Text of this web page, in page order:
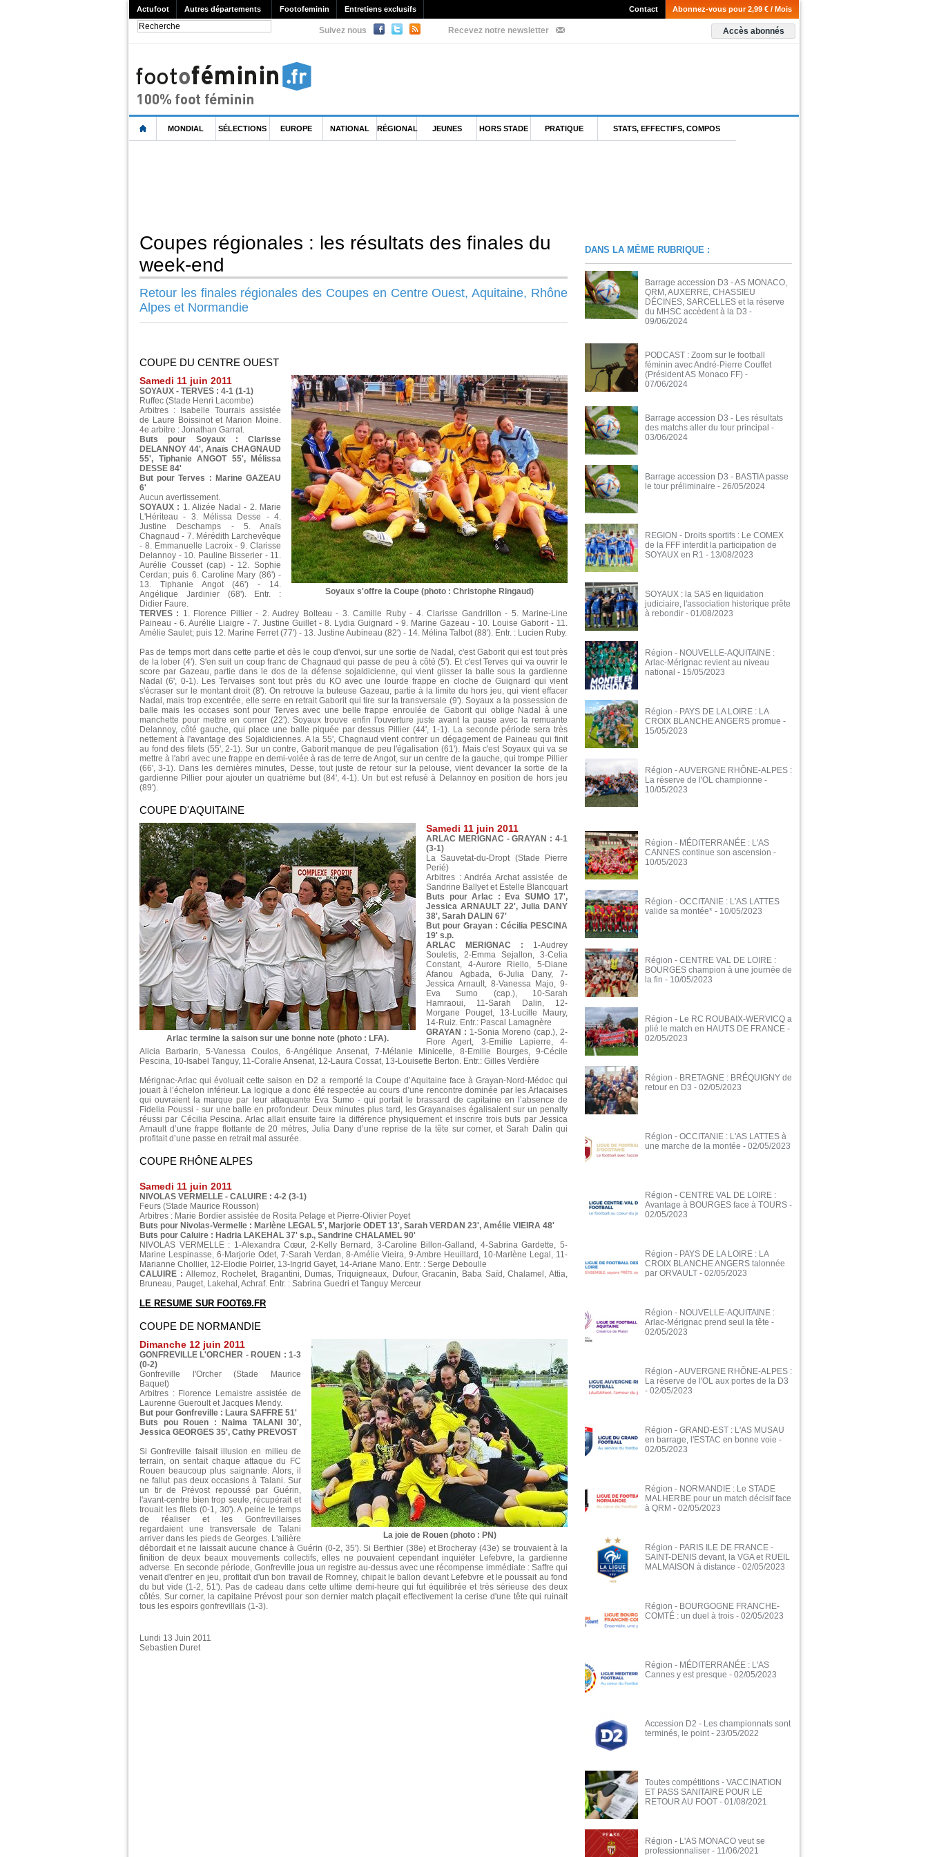
Actufoot Autres départements Footofeminin Entretiens exclusifs Abonnez-vous pour 2,99 € / Mois
Contact
Suivez nous Recevez notre newsletter Accès abonnés
MONDIAL SÉLECTIONS EUROPE NATIONAL RÉGIONAL JEUNES HORS STADE PRATIQUE STATS, EFFECTIFS, COMPOS
Coupes régionales : les résultats des finales du
week-end
Retour les finales régionales des Coupes en Centre Ouest, Aquitaine, Rhône
Alpes et Normandie
COUPE DU CENTRE OUEST
Soyaux s'offre la Coupe (photo : Christophe Ringaud)
Samedi 11 juin 2011
SOYAUX - TERVES : 4-1 (1-1)
Ruffec (Stade Henri Lacombe)
Arbitres : Isabelle Tourrais assistée
de Laure Boissinot et Marion Moine.
4e arbitre : Jonathan Garrat.
Buts pour Soyaux : Clarisse
DELANNOY 44', Anaïs CHAGNAUD
55', Tiphanie ANGOT 55', Mélissa
DESSE 84'
But pour Terves : Marine GAZEAU
6'
Aucun avertissement.
SOYAUX : 1. Alizée Nadal - 2. Marie
L'Hériteau - 3. Mélissa Desse - 4.
Justine Deschamps - 5. Anaïs
Chagnaud - 7. Mérédith Larchevêque
- 8. Emmanuelle Lacroix - 9. Clarisse
Delannoy - 10. Pauline Bisserier - 11.
Aurélie Cousset (cap) - 12. Sophie
Cerdan; puis 6. Caroline Mary (86') -
13. Tiphanie Angot (46') - 14.
Angélique Jardinier (68'). Entr. :
Didier Faure.
TERVES : 1. Florence Pillier - 2. Audrey Bolteau - 3. Camille Ruby - 4. Clarisse Gandrillon - 5. Marine-Line
Paineau - 6. Aurélie Liaigre - 7. Justine Guillet - 8. Lydia Guignard - 9. Marine Gazeau - 10. Louise Gaborit - 11.
Amélie Saulet; puis 12. Marine Ferret (77') - 13. Justine Aubineau (82') - 14. Mélina Talbot (88'). Entr. : Lucien Ruby.
Pas de temps mort dans cette partie et dès le coup d'envoi, sur une sortie de Nadal, c'est Gaborit qui est tout près
de la lober (4'). S'en suit un coup franc de Chagnaud qui passe de peu à côté (5'). Et c'est Terves qui va ouvrir le
score par Gazeau, partie dans le dos de la défense sojaldicienne, qui vient glisser la balle sous la gardienne
Nadal (6', 0-1). Les Tervaises sont tout près du KO avec une lourde frappe en cloche de Guignard qui vient
s'écraser sur le montant droit (8'). On retrouve la buteuse Gazeau, partie à la limite du hors jeu, qui vient effacer
Nadal, mais trop excentrée, elle serre en retrait Gaborit qui tire sur la transversale (9'). Soyaux a la possession de
balle mais les occases sont pour Terves avec une belle frappe enroulée de Gaborit qui oblige Nadal à une
manchette pour mettre en corner (22'). Soyaux trouve enfin l'ouverture juste avant la pause avec la remuante
Delannoy, côté gauche, qui place une balle piquée par dessus Pillier (44', 1-1). La seconde période sera très
nettement à l'avantage des Sojaldiciennes. A la 55', Chagnaud vient contrer un dégagement de Paineau qui finit
au fond des filets (55', 2-1). Sur un contre, Gaborit manque de peu l'égalisation (61'). Mais c'est Soyaux qui va se
mettre à l'abri avec une frappe en demi-volée à ras de terre de Angot, sur un centre de la gauche, qui trompe Pillier
(66', 3-1). Dans les dernières minutes, Desse, tout juste de retour sur la pelouse, vient devancer la sortie de la
gardienne Pillier pour ajouter un quatrième but (84', 4-1). Un but est refusé à Delannoy en position de hors jeu
(89').
COUPE D'AQUITAINE
Arlac termine la saison sur une bonne note (photo : LFA).
Samedi 11 juin 2011
ARLAC MERIGNAC - GRAYAN : 4-1
(3-1)
La Sauvetat-du-Dropt (Stade Pierre
Perié)
Arbitres : Andréa Archat assistée de
Sandrine Ballyet et Estelle Blancquart
Buts pour Arlac : Eva SUMO 17',
Jessica ARNAULT 22', Julia DANY
38', Sarah DALIN 67'
But pour Grayan : Cécilia PESCINA
19' s.p.
ARLAC MERIGNAC : 1-Audrey
Souletis, 2-Emma Sejallon, 3-Celia
Constant, 4-Aurore Riello, 5-Diane
Afanou Agbada, 6-Julia Dany, 7-
Jessica Arnault, 8-Vanessa Majo, 9-
Eva Sumo (cap.), 10-Sarah
Hamraoui, 11-Sarah Dalin, 12-
Morgane Pouget, 13-Lucille Maury,
14-Ruiz. Entr.: Pascal Lamagnère
GRAYAN : 1-Sonia Moreno (cap.), 2-
Flore Agert, 3-Emilie Lapierre, 4-
Alicia Barbarin, 5-Vanessa Coulos, 6-Angélique Ansenat, 7-Mélanie Minicelle, 8-Emilie Bourges, 9-Cécile
Pescina, 10-Isabel Tanguy, 11-Coralie Ansenat, 12-Laura Cossat, 13-Louisette Berton. Entr.: Gilles Verdière
Mérignac-Arlac qui évoluait cette saison en D2 a remporté la Coupe d’Aquitaine face à Grayan-Nord-Médoc qui
jouait à l’échelon inférieur. La logique a donc été respectée au cours d’une rencontre dominée par les Arlacaises
qui ouvraient la marque par leur attaquante Eva Sumo - qui portait le brassard de capitaine en l’absence de
Fidelia Poussi - sur une balle en profondeur. Deux minutes plus tard, les Grayanaises égalisaient sur un penalty
réussi par Cécilia Pescina. Arlac allait ensuite faire la différence physiquement et inscrire trois buts par Jessica
Arnault d’une frappe flottante de 20 mètres, Julia Dany d’une reprise de la tête sur corner, et Sarah Dalin qui
profitait d’une passe en retrait mal assurée.
COUPE RHÔNE ALPES
Samedi 11 juin 2011
NIVOLAS VERMELLE - CALUIRE : 4-2 (3-1)
Feurs (Stade Maurice Rousson)
Arbitres : Marie Bordier assistée de Rosita Pelage et Pierre-Olivier Poyet
Buts pour Nivolas-Vermelle : Marlène LEGAL 5', Marjorie ODET 13', Sarah VERDAN 23', Amélie VIEIRA 48'
Buts pour Caluire : Hadria LAKEHAL 37' s.p., Sandrine CHALAMEL 90'
NIVOLAS VERMELLE : 1-Alexandra Cœur, 2-Kelly Bernard, 3-Caroline Billon-Galland, 4-Sabrina Gardette, 5-
Marine Lespinasse, 6-Marjorie Odet, 7-Sarah Verdan, 8-Amélie Vieira, 9-Ambre Heuillard, 10-Marlène Legal, 11-
Marianne Chollier, 12-Elodie Poirier, 13-Ingrid Gayet, 14-Ariane Mano. Entr. : Serge Deboulle
CALUIRE :Allemoz, Rochelet, Bragantini, Dumas, Triquigneaux, Dufour, Gracanin, Baba Saïd, Chalamel, Attia,
Bruneau, Pauget, Lakehal, Achraf. Entr. : Sabrina Guedri et Tanguy Merceur
LE RESUME SUR FOOT69.FR
COUPE DE NORMANDIE
La joie de Rouen (photo : PN)
Dimanche 12 juin 2011
GONFREVILLE L'ORCHER - ROUEN : 1-3
(0-2)
Gonfreville l'Orcher (Stade Maurice
Baquet)
Arbitres : Florence Lemaistre assistée de
Laurenne Gueroult et Jacques Mendy.
But pour Gonfreville : Laura SAFFRE 51'
Buts pou Rouen : Naima TALANI 30',
Jessica GEORGES 35', Cathy PREVOST
Si Gonfreville faisait illusion en milieu de
terrain, on sentait chaque attaque du FC
Rouen beaucoup plus saignante. Alors, il
ne fallut pas deux occasions à Talani. Sur
un tir de Prévost repoussé par Guérin,
l'avant-centre bien trop seule, récupérait et
trouait les filets (0-1, 30'). A peine le temps
de réaliser et les Gonfrevillaises
regardaient une transversale de Talani
arriver dans les pieds de Georges. L'ailière
débordait et ne laissait aucune chance à Guérin (0-2, 35'). Si Berthier (38e) et Brocheray (43e) se trouvaient à la
finition de deux beaux mouvements collectifs, elles ne pouvaient cependant inquiéter Lefebvre, la gardienne
adverse. En seconde période, Gonfreville joua un registre au-dessus avec une récompense immédiate : Saffre qui
venait d'entrer en jeu, profitait d'un bon travail de Romney, chipait le ballon devant Lefebvre et le poussait au fond
du but vide (1-2, 51'). Pas de cadeau dans cette ultime demi-heure qui fut équilibrée et très sérieuse des deux
côtés. Sur corner, la capitaine Prévost pour son dernier match plaçait effectivement la cerise d'une tête qui ruinait
tous les espoirs gonfrevillais (1-3).
Lundi 13 Juin 2011
Sebastien Duret
DANS LA MÊME RUBRIQUE :
Barrage accession D3 - AS MONACO,
QRM, AUXERRE, CHASSIEU
DÉCINES, SARCELLES et la réserve
du MHSC accèdent à la D3 -
09/06/2024
PODCAST : Zoom sur le football
féminin avec André-Pierre Couffet
(Président AS Monaco FF) -
07/06/2024
Barrage accession D3 - Les résultats
des matchs aller du tour principal -
03/06/2024
Barrage accession D3 - BASTIA passe
le tour préliminaire - 26/05/2024
REGION - Droits sportifs : Le COMEX
de la FFF interdit la participation de
SOYAUX en R1 - 13/08/2023
SOYAUX : la SAS en liquidation
judiciaire, l'association historique prête
à rebondir - 01/08/2023
Région - NOUVELLE-AQUITAINE :
Arlac-Mérignac revient au niveau
national - 15/05/2023
Région - PAYS DE LA LOIRE : LA
CROIX BLANCHE ANGERS promue -
15/05/2023
Région - AUVERGNE RHÔNE-ALPES :
La réserve de l'OL championne -
10/05/2023
Région - MÉDITERRANÉE : L'AS
CANNES continue son ascension -
10/05/2023
Région - OCCITANIE : L'AS LATTES
valide sa montée* - 10/05/2023
Région - CENTRE VAL DE LOIRE :
BOURGES champion à une journée de
la fin - 10/05/2023
Région - Le RC ROUBAIX-WERVICQ a
plié le match en HAUTS DE FRANCE -
02/05/2023
Région - BRETAGNE : BRÉQUIGNY de
retour en D3 - 02/05/2023
Région - OCCITANIE : L'AS LATTES à
une marche de la montée - 02/05/2023
Région - CENTRE VAL DE LOIRE :
Avantage à BOURGES face à TOURS -
02/05/2023
Région - PAYS DE LA LOIRE : LA
CROIX BLANCHE ANGERS talonnée
par ORVAULT - 02/05/2023
Région - NOUVELLE-AQUITAINE :
Arlac-Mérignac prend seul la tête -
02/05/2023
Région - AUVERGNE RHÔNE-ALPES :
La réserve de l'OL aux portes de la D3
- 02/05/2023
Région - GRAND-EST : L'AS MUSAU
en barrage, l'ESTAC en bonne voie -
02/05/2023
Région - NORMANDIE : Le STADE
MALHERBE pour un match décisif face
à QRM - 02/05/2023
Région - PARIS ILE DE FRANCE -
SAINT-DENIS devant, la VGA et RUEIL
MALMAISON à distance - 02/05/2023
Région - BOURGOGNE FRANCHE-
COMTÉ : un duel à trois - 02/05/2023
Région - MÉDITERRANÉE : L'AS
Cannes y est presque - 02/05/2023
Accession D2 - Les championnats sont
terminés, le point - 23/05/2022
Toutes compétitions - VACCINATION
ET PASS SANITAIRE POUR LE
RETOUR AU FOOT - 01/08/2021
Région - L'AS MONACO veut se
professionnaliser - 11/06/2021